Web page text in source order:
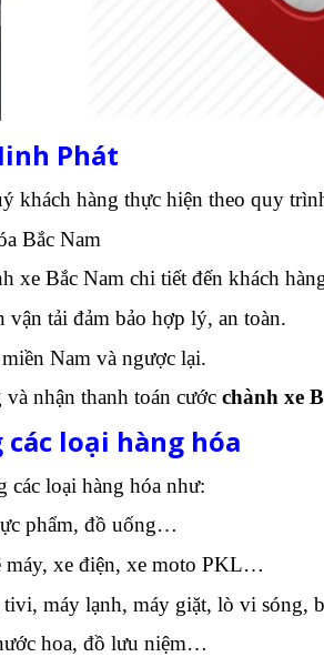
Phát
khách hàng thực hiện theo quy
Bắc Nam
xe Bắc Nam chi tiết đến khách
vận tải đảm bảo hợp lý, an toàn.
Nam và ngược lại.
nhận thanh toán cước chành xe
loại hàng hóa
các loại hàng hóa như:
phẩm, đồ uống…
máy, xe điện, xe moto PKL…
tivi, máy lạnh, máy giặt, lò vi sóng,
hoa, đồ lưu niệm…